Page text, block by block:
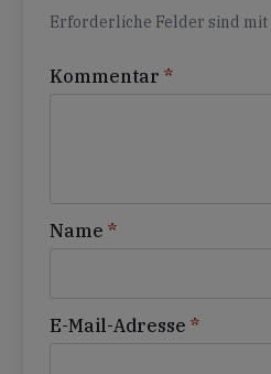
Erforderliche Felder sind mit
Kommentar *
Name *
E-Mail-Adresse *